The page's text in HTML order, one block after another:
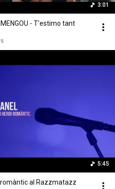
3:01
- T'estimo tant
5:45
al Razzmatazz